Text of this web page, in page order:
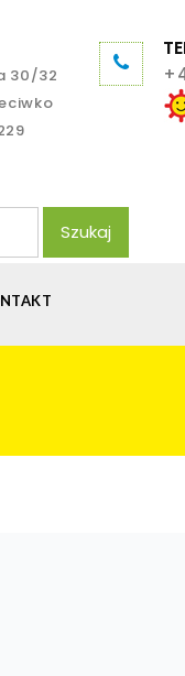
30/32
Szukaj